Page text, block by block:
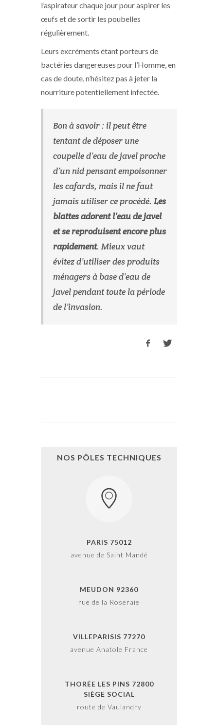
l’aspirateur chaque jour pour aspirer les
œufs et de sortir les poubelles
régulièrement.
Leurs excréments étant porteurs de
bactéries dangereuses pour l’Homme, en
cas de doute, n’hésitez pas à jeter la
nourriture potentiellement infectée.
Bon à savoir : il peut être
tentant de déposer une
coupelle d’eau de javel proche
d’un nid pensant empoisonner
les cafards, mais il ne faut
jamais utiliser ce procédé. Les
blattes adorent l’eau de javel
et se reproduisent encore plus
rapidement. Mieux vaut
évitez d’utiliser des produits
ménagers à base d’eau de
javel pendant toute la période
de l’invasion.
NOS PÔLES TECHNIQUES
PARIS 75012
avenue de Saint Mandé
MEUDON 92360
rue de la Roseraie
VILLEPARISIS 77270
avenue Anatole France
THORÉE LES PINS 72800
SIÈGE SOCIAL
route de Vaulandry